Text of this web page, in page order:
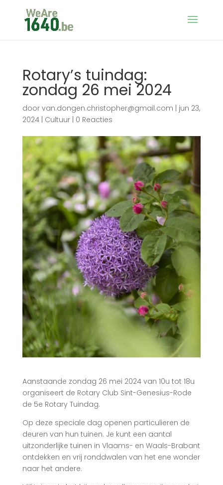
Rotary’s tuindag:
zondag 26 mei 2024
door van.dongen.christopher@gmail.com
jun 23,
2024| Cultuur| 0 Reacties
Aanstaande zondag 26 mei 2024 van 10u tot 18u
organiseert de Rotary Club Sint-Genesius-Rode
de 5e Rotary Tuindag.
Op deze speciale dag openen particulieren de
deuren van hun tuinen. Je kunt een aantal
uitzonderlijke tuinen in Vlaams- en Waals-Brabant
ontdekken en vrij ronddwalen van het ene wonder
naar het andere.